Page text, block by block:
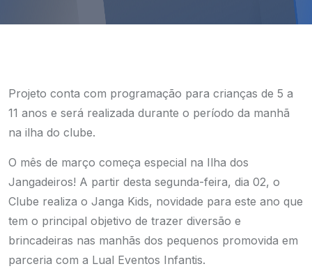
Projeto conta com programação para crianças de 5 a
11 anos e será realizada durante o período da manhã
na ilha do clube.
O mês de março começa especial na Ilha dos
Jangadeiros! A partir desta segunda-feira, dia 02, o
Clube realiza o Janga Kids, novidade para este ano que
tem o principal objetivo de trazer diversão e
brincadeiras nas manhãs dos pequenos promovida em
parceria com a Lual Eventos Infantis.